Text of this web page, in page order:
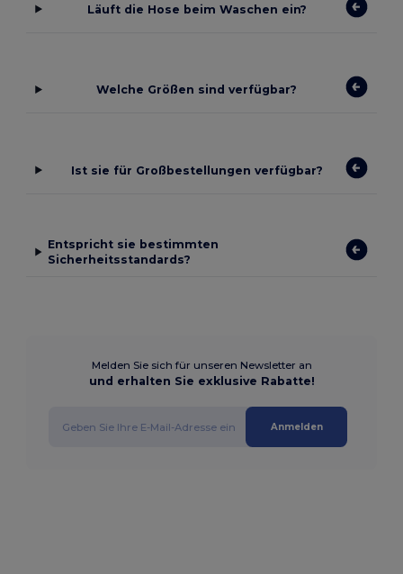
Läuft die Hose beim Waschen ein?
Welche Größen sind verfügbar?
Ist sie für Großbestellungen verfügbar?
Entspricht sie bestimmten
Sicherheitsstandards?
Melden Sie sich für unseren Newsletter an
und erhalten Sie exklusive Rabatte!
Anmelden